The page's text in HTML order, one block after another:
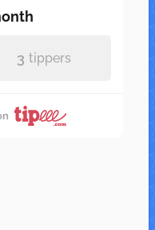
3 tippers